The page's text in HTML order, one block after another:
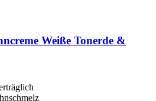
Weiße Tonerde &